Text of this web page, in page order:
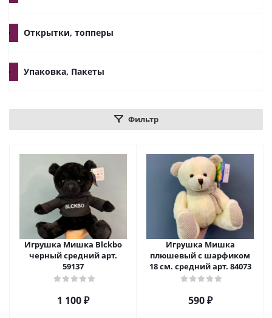
Открытки, топперы
Упаковка, Пакеты
Фильтр
Игрушка Мишка Blckbo
черный средний арт.
59137
1 100₽
Игрушка Мишка
плюшевый с шарфиком
18 см. средний арт. 84073
590₽